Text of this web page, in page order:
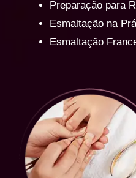
Preparação para
Esmaltação na
Esmaltação